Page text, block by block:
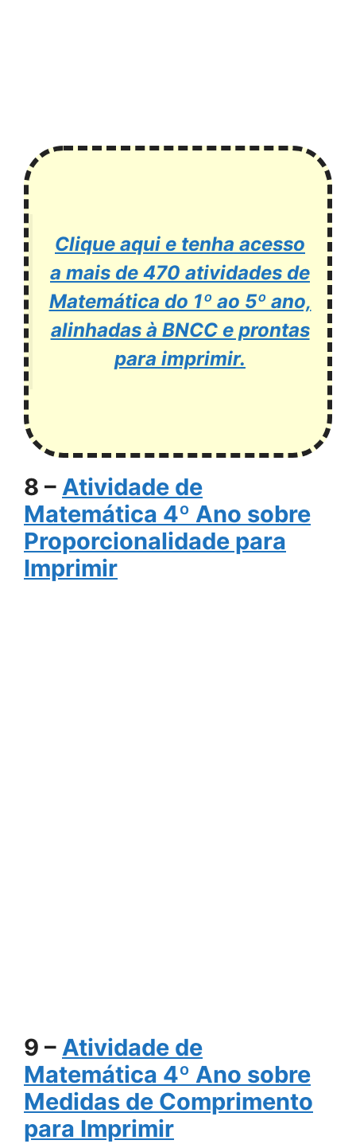
Clique aqui e tenha acesso
a mais de 470 atividades de
Matemática do 1º ao 5º ano,
alinhadas à BNCC e prontas
para imprimir.
8 – Atividade de
Matemática 4º Ano sobre
Proporcionalidade para
Imprimir
9 – Atividade de
Matemática 4º Ano sobre
Medidas de Comprimento
para Imprimir